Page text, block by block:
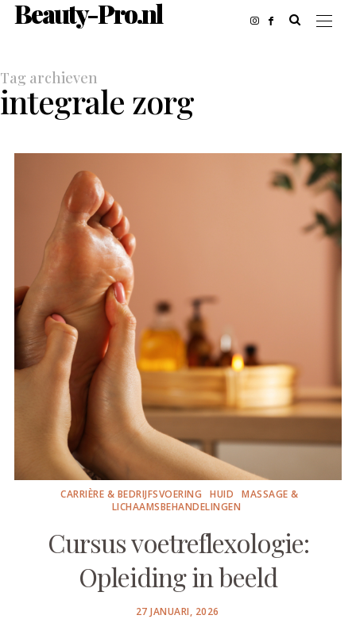
Beauty-Pro.nl
Tag archieven
integrale zorg
CARRIÈRE & BEDRIJFSVOERING HUID
MASSAGE &
LICHAAMSBEHANDELINGEN
Cursus voetreflexologie:
Opleiding in beeld
POSTED
27 JANUARI, 2026